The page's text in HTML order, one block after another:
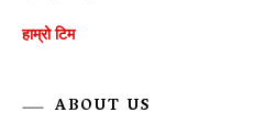
हाम्रो टिम
ABOUT US